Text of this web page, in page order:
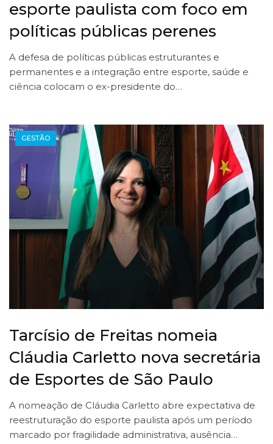
esporte paulista com foco em
políticas públicas perenes
A defesa de políticas públicas estruturantes e
permanentes e a integração entre esporte, saúde e
ciência colocam o ex-presidente do…
GESTÃO
Tarcísio de Freitas nomeia
Cláudia Carletto nova secretária
de Esportes de São Paulo
A nomeação de Cláudia Carletto abre expectativa de
reestruturação do esporte paulista após um período
marcado por fragilidade administrativa, ausência…